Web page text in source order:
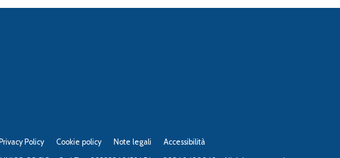
Privacy Policy Cookie policy Note legali Accessibilità